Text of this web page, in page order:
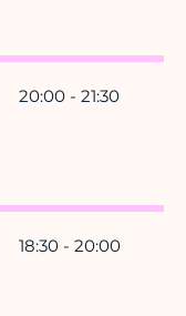
20:00 - 21:30
18:30 - 20:00